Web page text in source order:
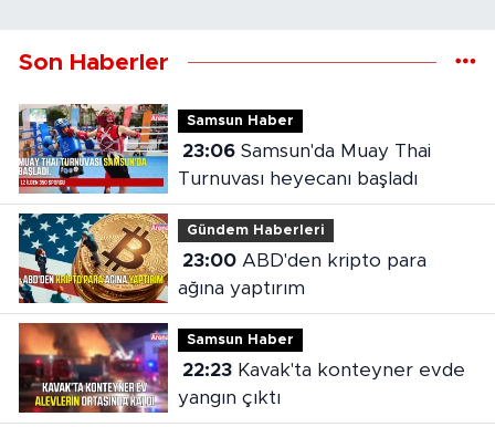
Son Haberler
Samsun Haber
23:06Samsun'da Muay Thai
Turnuvası heyecanı başladı
Gündem Haberleri
23:00ABD'den kripto para
ağına yaptırım
Samsun Haber
22:23Kavak'ta konteyner evde
yangın çıktı